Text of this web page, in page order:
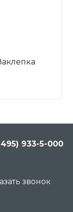
933-5-000
звонок